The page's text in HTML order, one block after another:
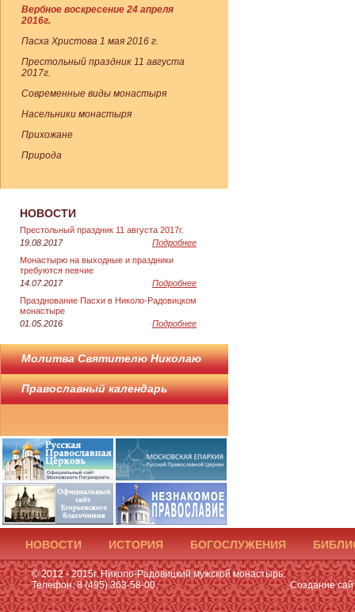
Вербное воскресение 24 апреля
2016г.
Пасха Христова 1 мая 2016 г.
Престольный праздник 11 августа
2017г.
Современные виды монастыря
Насельники монастыря
Прихожане
Природа
НОВОСТИ
Престольный праздник 11 августа 2017г.
Подробнее
19.08.2017
Монастырю на выходные и праздники
требуются певчие
Подробнее
14.07.2017
Празднование Пасхи в Николо-Радовицком
монастыре
Подробнее
01.05.2016
Молитва Святителю Николаю
Православный календарь
НОВОСТИ ИСТОРИЯ БОГОСЛУЖЕНИЯ
© 2012 - 2015г. Николо-Радовицкий мужской монастырь.
Телефон: 8 (495) 363-58-00.
Создание